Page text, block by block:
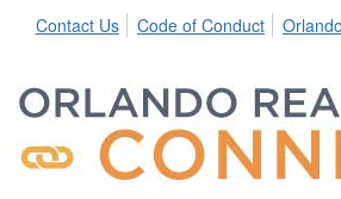
Contact Us Code of Conduct